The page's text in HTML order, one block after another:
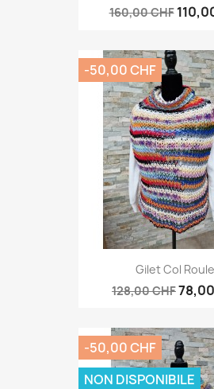
160,00 CHF
Gilet Col
128,00 CHF
-50,00 CHF
-50,00 CHF
NON DISPONIBILE